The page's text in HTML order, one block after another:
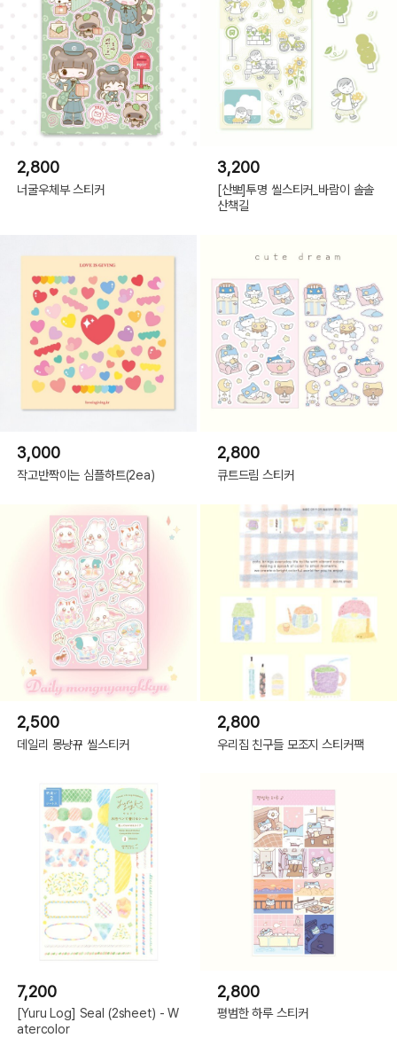
2,800
너굴우체부 스티커
3,200
[산뽀]투명 씰스티커_바람이 솔솔
산책길
3,000
작고반짝이는 심플하트(2ea)
2,800
큐트드림 스티커
2,500
데일리 몽냥뀨 씰스티커
2,800
우리집 친구들 모조지 스티커팩
7,200
[Yuru Log] Seal (2sheet) - W
atercolor
2,800
평범한 하루 스티커